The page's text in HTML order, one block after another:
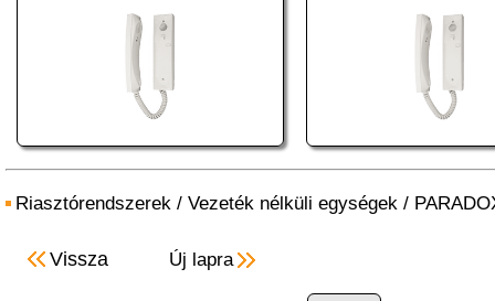
Riasztórendszerek / Vezeték nélküli egységek /
Vissza Új lapra